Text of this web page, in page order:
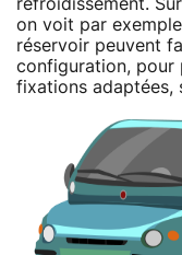
refroidissement.
on voit par
réservoir peuvent
configuration, pour
fixations adaptées,